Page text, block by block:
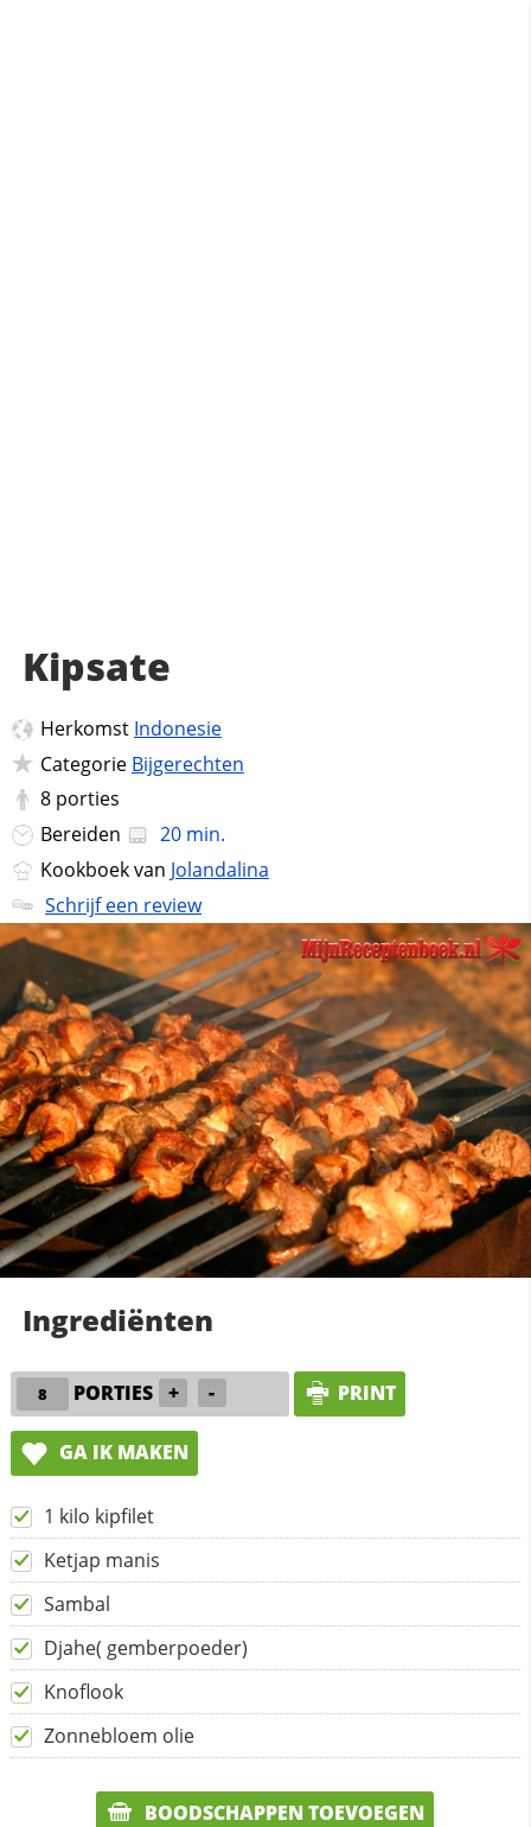
Kipsate
Herkomst Indonesie
Categorie Bijgerechten
8 porties
Bereiden
20 min.
Kookboek van Jolandalina
Schrijf een review
Ingrediënten
PORTIES + - PRINT
GA IK MAKEN
1 kilo kipfilet
Ketjap manis
Sambal
Djahe( gemberpoeder)
Knoflook
Zonnebloem olie
BOODSCHAPPEN TOEVOEGEN